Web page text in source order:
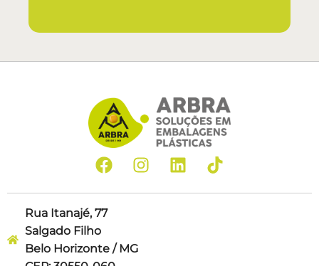
Rua Itanajé, 77
Salgado Filho
Belo Horizonte / MG